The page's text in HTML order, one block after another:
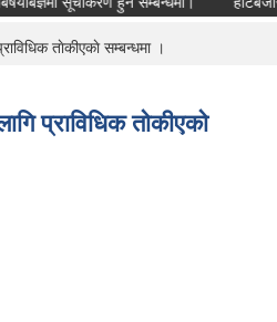
ताेकीएकाे सम्बन्धमा ।
प्राविधिक ताेकीएकाे